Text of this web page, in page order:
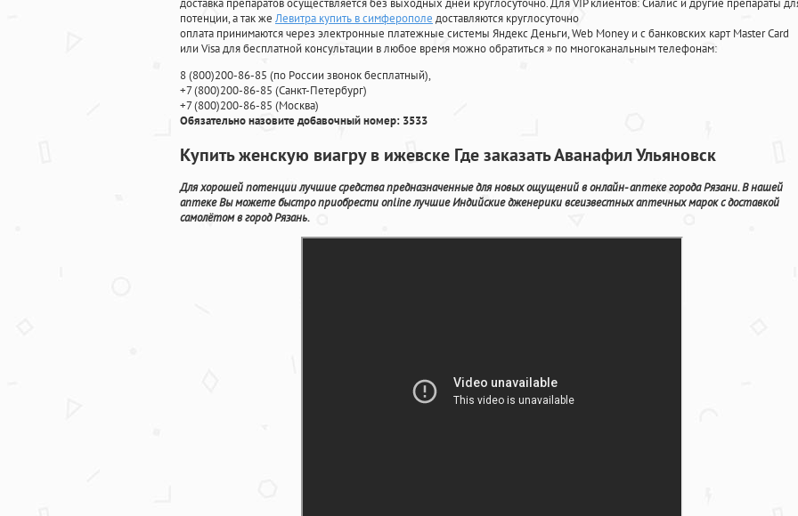
доставка препаратов осуществляется без выходных дней круглосуточно. Для VIP клиентов: Сиалис и другие препараты
потенции, а так же Левитра купить в симферополе доставляются круглосуточно
оплата принимаются через электронные платежные системы Яндекс Деньги, Web Money и с банковских карт Master Card
или Visa для бесплатной консультации в любое время можно обратиться» по многоканальным телефонам:
8(800)200-86-85 (по России звонок бесплатный),
+7(800)200-86-85 (Санкт-Петербург)
+7(800)200-86-85 (Москва)
Обязательно назовите добавочный номер: 3533
Купить женскую виагру в ижевске Где заказать Аванафил Ульяновск
Для хорошей потенции лучшие средства предназначенные для новых ощущений в онлайн- аптеке города Рязани. В нашей
аптеке Вы можете быстро приобрести online лучшие Индийские дженерики всеизвестных аптечных марок с доставкой
самолётом в город Рязань.